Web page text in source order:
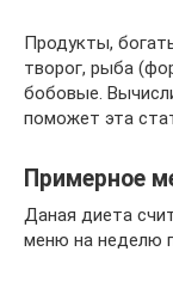
Продукты,
творог, рыба
бобовые.
поможет эта
Примерное
Даная диета
меню на неделю